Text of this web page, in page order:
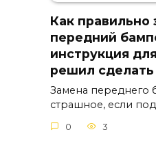
Как правильно
передний
инструкция
решил сделать
Замена переднего
страшное, если
0 3